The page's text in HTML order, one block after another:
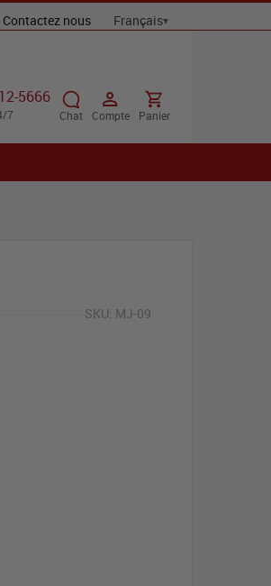
Contactez nous
5666
7 Chat Compte Panier
SKU: MJ-09